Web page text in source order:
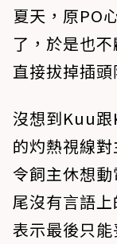
夏天，原PO
了，於是也
直接拔掉插頭
沒想到Kuu
的灼熱視線
令飼主休想
尾沒有言語
表示最後只